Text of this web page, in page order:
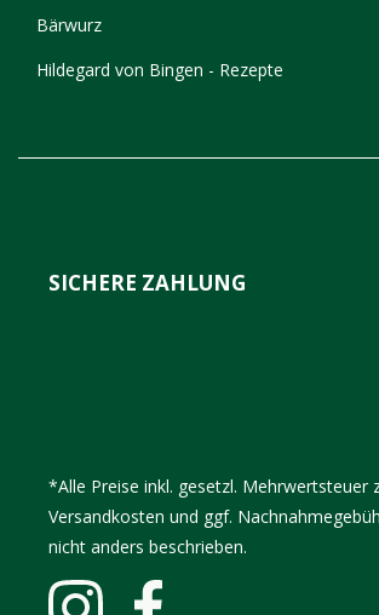
Bärwurz
Hildegard von Bingen - Rezepte
SICHERE ZAHLUNG
*Alle Preise inkl. gesetzl. Mehrwertsteuer
Versandkosten und ggf.
nicht anders beschrieben.